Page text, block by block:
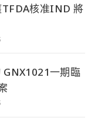
核准IND 將
GNX1021一期臨